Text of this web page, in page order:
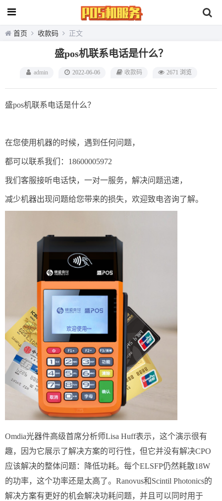
首页 收款码 正文
盛pos机联系电话是什么？
admin 2022-06-06 收款码 2671 浏览
盛pos机联系电话是什么？
在您使用机器的时候，遇到任何问题，
都可以联系我们：18600005972
我们客服接听电话快，一对一服务，解决问题迅速，
减少机器出现问题给您带来的损失，欢迎致电咨询了解。
Omdia光器件高级首席分析师Lisa Huff表示，这个演示很有
趣，因为它展示了解决方案的可行性，但它并没有解决CPO
应该解决的整体问题：降低功耗。每个ELSFP仍然耗散18W
的功率，这个功率还是太高了。Ranovus和Scintil Photonics的
解决方案有更好的机会解决功耗问题，并且可以同时用于